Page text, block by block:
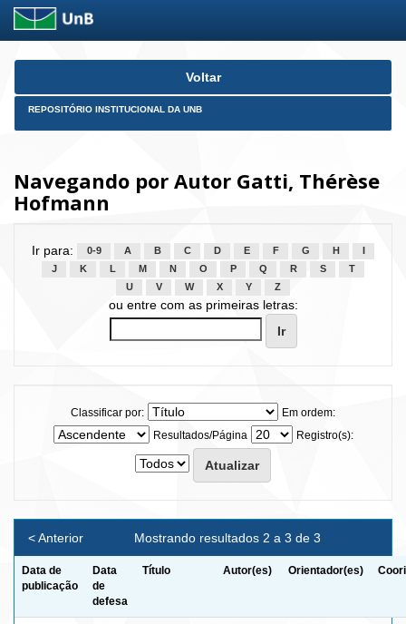
Skip
Voltar
REPOSITÓRIO INSTITUCIONAL DA UNB
Navegando por Autor Gatti, Thérèse
Hofmann
Ir para: 0-9 A B C D E F G H
J
K L M N O P Q R S
T
U
V W X Y Z
ou entre com as primeiras letras:
Classificar por:
Em ordem:
Resultados/Página
Registro(s):
Mostrando resultados 2 a 3 de 3
< Anterior
Data de
publicação
Data
de
defesa
Título Autor(es) Orientador(es)